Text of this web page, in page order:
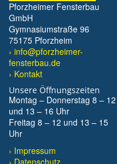
Pforzheimer Fensterbau
GmbH
Gymnasiumstraße 96
75175 Pforzheim
› info@pforzheimer-
fensterbau.de
› Kontakt
Unsere Öffnungszeiten
Montag – Donnerstag 8 – 12
und 13 – 16 Uhr
Freitag 8 – 12 und 13 – 15
Uhr
Impressum